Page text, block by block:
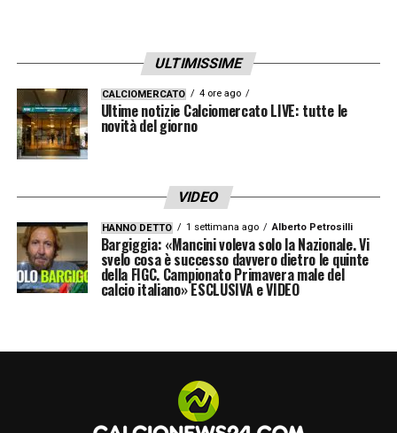
ULTIMISSIME
CALCIOMERCATO 4 ore ago
Ultime notizie Calciomercato LIVE: tutte le
novità del giorno
VIDEO
HANNO DETTO 1 settimana ago Alberto Petrosilli
Bargiggia: «Mancini voleva solo la Nazionale. Vi
svelo cosa è successo davvero dietro le quinte
della FIGC. Campionato Primavera male del
calcio italiano» ESCLUSIVA e VIDEO